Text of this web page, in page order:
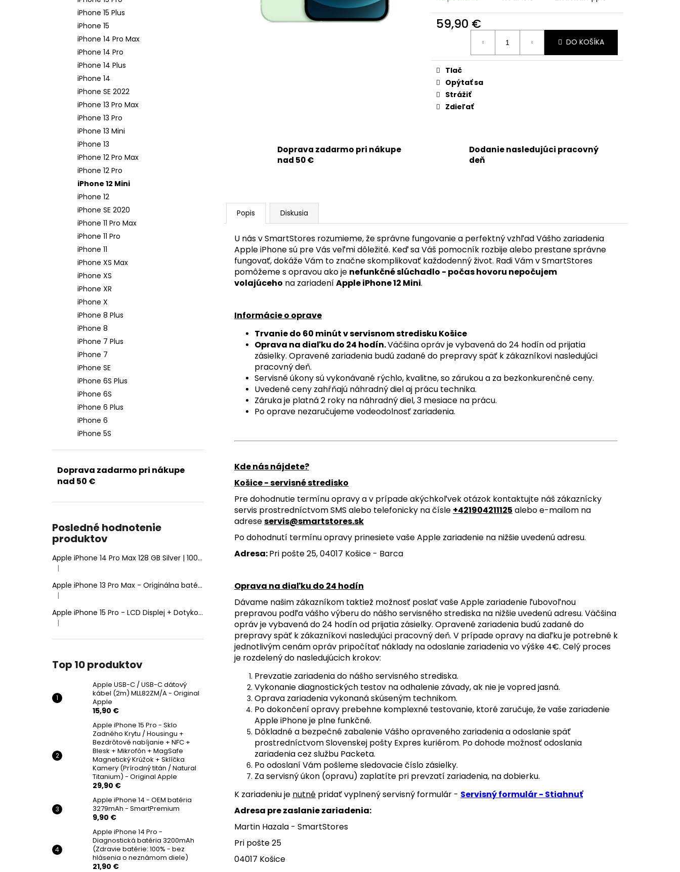
iPhone 15 Plus
iPhone 15
iPhone 14 Pro Max
iPhone 14 Pro
iPhone 14 Plus
iPhone 14
iPhone SE 2022
iPhone 13 Pro Max
iPhone 13 Pro
iPhone 13 Mini
iPhone 13
iPhone 12 Pro Max
iPhone 12 Pro
iPhone 12 Mini
iPhone 12
iPhone SE 2020
iPhone 11 Pro Max
iPhone 11 Pro
iPhone 11
iPhone XS Max
iPhone XS
iPhone XR
iPhone X
iPhone 8 Plus
iPhone 8
iPhone 7 Plus
iPhone 7
iPhone SE
iPhone 6S Plus
iPhone 6S
iPhone 6 Plus
iPhone 6
iPhone 5S
Doprava zadarmo pri nákupe
nad 50 €
Posledné hodnotenie
produktov
Apple iPhone 14 Pro Max 128 GB Silver | 100% Zdravie batérie | Stav: A (Výborný)
Hodnotenie produktu je 5 z 5 hviezdičiek.
|
Apple iPhone 13 Pro Max - Originálna batéria 4352mAh (Zdravie batérie: 100% - bez hlásenia o neznámom diele)
Hodnotenie produktu je 5 z 5 hviezdičiek.
|
Apple iPhone 15 Pro - LCD Displej + Dotyková Plocha + Rám - SmartPremium Hard OLED
Hodnotenie produktu je 5 z 5 hviezdičiek.
|
Top 10 produktov
Apple USB-C / USB-C dátový
kábel (2m) MLL82ZM/A - Original
Apple
15,90 €
Apple iPhone 15 Pro - Sklo
Zadného Krytu / Housingu +
Bezdrôtové nabíjanie + NFC +
Blesk + Mikrofón + MagSafe
Magnetický Krúžok + Sklíčka
Kamery (Prírodný titán / Natural
Titanium) - Original Apple
29,90 €
Apple iPhone 14 - OEM batéria
3279mAh - SmartPremium
9,90 €
Apple iPhone 14 Pro -
Diagnostická batéria 3200mAh
(Zdravie batérie: 100% - bez
hlásenia o neznámom diele)
21,90 €
59,90 €
Jednotková
DO KOŠÍKA
Tlač
Opýtať sa
Strážiť
Zdieľať
Doprava zadarmo pri nákupe
nad 50 €
Dodanie nasledujúci pracovný
deň
Popis Diskusia
U nás v SmartStores rozumieme, že správne fungovanie a perfektný vzhľad Vášho zariadenia
Apple iPhone sú pre Vás veľmi dôležité. Keď sa Váš pomocník rozbije alebo prestane správne
fungovať, dokáže Vám to značne skomplikovať každodenný život. Radi Vám v SmartStores
pomôžeme s opravou ako je nefunkčné slúchadlo - počas hovoru nepočujem
volajúceho na zariadeníApple iPhone 12 Mini.
Informácie o oprave
Trvanie do 60 minút v servisnom stredisku Košice
Oprava na diaľku do 24 hodín.Väčšina opráv je vybavená do 24 hodín od prijatia
zásielky. Opravené zariadenia budú zadané do prepravy späť k zákazníkovi nasledujúci
pracovný deň.
Servisné úkony sú vykonávané rýchlo, kvalitne, so zárukou a za bezkonkurenčné ceny.
Uvedené ceny zahŕňajú náhradný diel aj prácu technika.
Záruka je platná 2 roky na náhradný diel, 3 mesiace na prácu.
Po oprave nezaručujeme vodeodolnosť zariadenia.
Kde nás nájdete?
Košice - servisné stredisko
Pre dohodnutie termínu opravy a v prípade akýchkoľvek otázok kontaktujte náš zákaznícky
servis prostredníctvom SMS alebo telefonicky na čísle +421904211125 alebo e-mailom na
adreseservis@smartstores.sk
Po dohodnutí termínu opravy prinesiete vaše Apple zariadenie na nižšie uvedenú adresu.
Adresa:Pri pošte 25, 04017 Košice - Barca
Oprava na diaľku do 24 hodín
Dávame našim zákazníkom taktiež možnosť poslať vaše Apple zariadenie ľubovoľnou
prepravou podľa vášho výberu do nášho servisného strediska na nižšie uvedenú adresu. Väčšina
opráv je vybavená do 24 hodín od prijatia zásielky. Opravené zariadenia budú zadané do
prepravy späť k zákazníkovi nasledujúci pracovný deň. V prípade opravy na diaľku je potrebné k
jednotlivým cenám opráv pripočítať náklady na odoslanie zariadenia vo výške 4€. Celý proces
je rozdelený do nasledujúcich krokov:
Prevzatie zariadenia do nášho servisného strediska.
Vykonanie diagnostických testov na odhalenie závady, ak nie je vopred jasná.
Oprava zariadenia vykonaná skúseným technikom.
Po dokončení opravy prebehne komplexné testovanie, ktoré zaručuje, že vaše zariadenie
Apple iPhone je plne funkčné.
Dôkladné a bezpečné zabalenie Vášho opraveného zariadenia a odoslanie späť
prostredníctvom Slovenskej pošty Expres kuriérom. Po dohode možnosť odoslania
zariadenia cez službu Packeta.
Po odoslaní Vám pošleme sledovacie číslo zásielky.
Za servisný úkon (opravu) zaplatíte pri prevzatí zariadenia, na dobierku.
K zariadeniu je nutné pridať vyplnený servisný formulár - Servisný formulár - Stiahnuť
Adresa pre zaslanie zariadenia:
Martin Hazala - SmartStores
Pri pošte 25
04017 Košice
APPLE USB-C / USB-C DÁTOVÝ KÁBEL
(2M) MLL82ZM/A - ORIGINAL APPLE
15,90 €
Pôvodne: 21,90 €
APPLE IPHONE 15 PRO - SKLO ZADNÉHO
KRYTU / HOUSINGU + BEZDRÔTOVÉ
NABÍJANIE + NFC + BLESK + MIKROFÓN +
APPLE IPHONE 14 - OEM BATÉRIA
3279MAH - SMARTPREMIUM